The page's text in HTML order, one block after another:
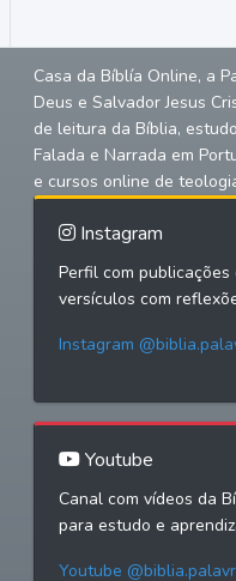
Casa da Bíblía Online, a
Deus e Salvador Jesus
de leitura da Bíblia,
Falada e Narrada em
e cursos online de
Instagram
Perfil com
versículos com
Instagram
Youtube
Canal com vídeos da
para estudo e
Youtube